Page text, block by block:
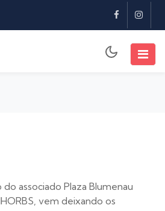
do associado Plaza Blumenau
vem deixando os